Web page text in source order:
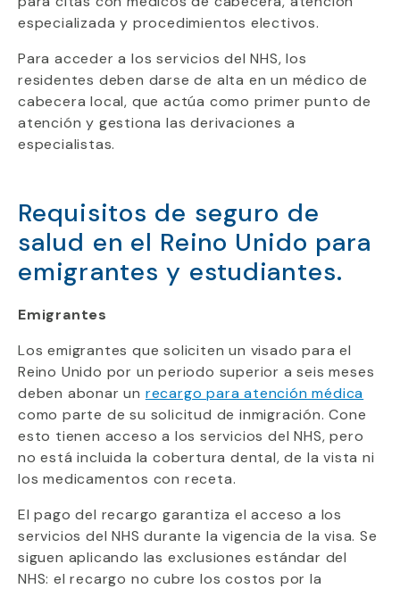
especializada y procedimientos electivos.
Para acceder a los servicios del NHS, los
residentes deben darse de alta en un médico de
cabecera local, que actúa como primer punto de
atención y gestiona las derivaciones a
especialistas.
Requisitos de seguro de
salud en el Reino Unido para
emigrantes y estudiantes.
Emigrantes
Los emigrantes que soliciten un visado para el
Reino Unido por un periodo superior a seis meses
deben abonar un recargo para atención médica
como parte de su solicitud de inmigración. Cone
esto tienen acceso a los servicios del NHS, pero
no está incluida la cobertura dental, de la vista ni
los medicamentos con receta.
El pago del recargo garantiza el acceso a los
servicios del NHS durante la vigencia de la visa. Se
siguen aplicando las exclusiones estándar del
NHS: el recargo no cubre los costos por la